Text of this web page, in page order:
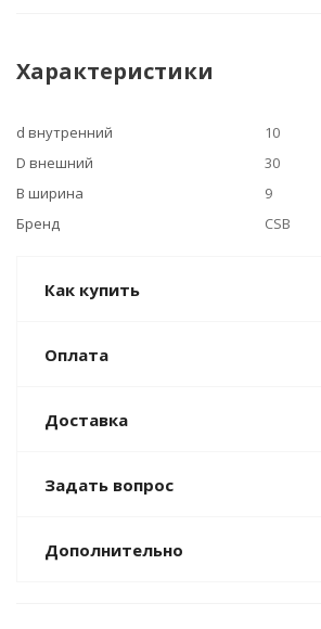
Характеристики
d внутренний
10
D внешний
30
B ширина
9
Бренд
CSB
Как купить
Оплата
Доставка
Задать вопрос
Дополнительно